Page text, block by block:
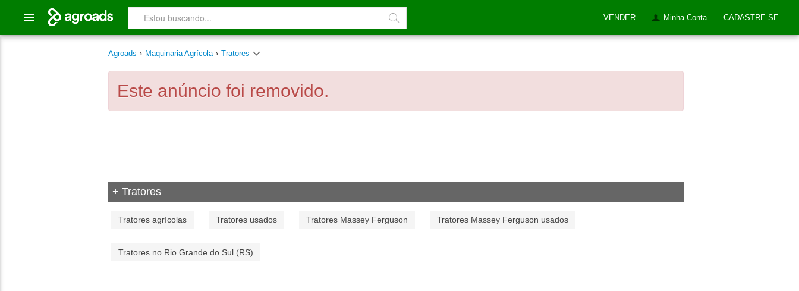
VENDER Minha Conta CADASTRE-SE
Agroads › Maquinaria Agrícola › Tratores
Este anúncio foi removido.
+ Tratores
Tratores agrícolas Tratores usados Tratores Massey Ferguson Tratores Massey Ferguson usados
Tratores no Rio Grande do Sul (RS)